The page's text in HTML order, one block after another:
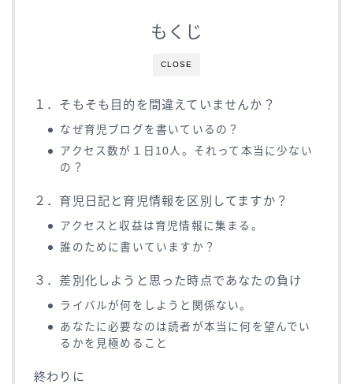
CLOSE
もくじ
１．そもそも目的を間違えていませんか？
なぜ育児ブログを書いているの？
アクセス数が１日10人。それって本当に少ない
の？
２．育児日記と育児情報を区別してますか？
アクセスと収益は育児情報に集まる。
誰のために書いていますか？
３．差別化しようと思った時点であなたの負け
ライバルが何をしようと関係ない。
あなたに必要なのは読者が本当に何を望んでい
るかを見極めること
終わりに